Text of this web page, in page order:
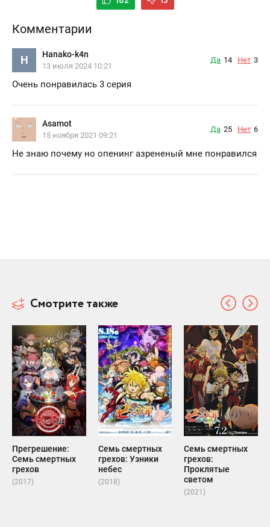
Комментарии
H Hanako-k4n
13 июля 2024 10:21
Да 14 Нет 3
Очень понравилась 3 серия
Asamot
15 ноября 2021 09:21
Да 25 Нет 6
Не знаю почему но опенинг азрененый мне понравился
Смотрите также
Прегрешение:
Семь смертных
грехов
(2017)
Семь смертных
грехов: Узники
небес
(2018)
Семь смертных
грехов:
Проклятые
светом
(2021)